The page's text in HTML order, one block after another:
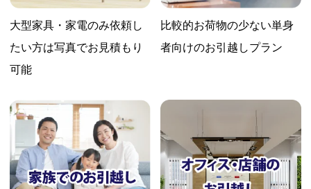
大型家具・家電のみ依頼し
たい方は写真でお見積もり
可能
比較的お荷物の少ない単身
者向けのお引越しプラン